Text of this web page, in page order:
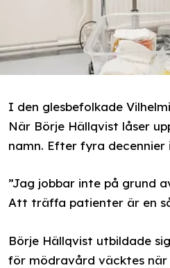
I den glesbefolkade
När Börje Hällqvist låser
namn. Efter fyra
”Jag jobbar inte på grund
Att träffa patienter är en
Börje Hällqvist utbildade
för mödravård väcktes